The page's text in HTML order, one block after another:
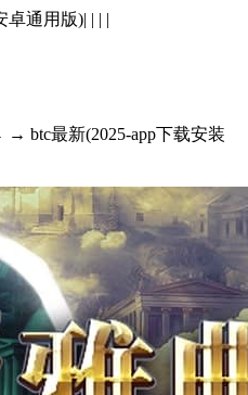
卓通用版)| | | |
btc最新(2025-app下载安装